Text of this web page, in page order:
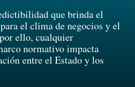
que brinda el
el clima de negocios y el
ello, cualquier
normativo impacta
entre el Estado y los